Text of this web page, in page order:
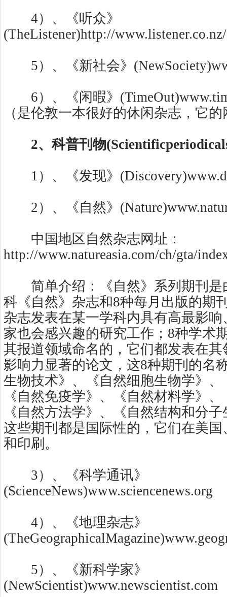
4）、《听众》
(TheListener)http://www.listener.co.nz/
5）、《新社会》
6）、《闲暇》
（是伦敦一本很好的休闲杂志，它
2、科普刊物
1）、《发现》
2）、《自然》
中国地区自然杂志网址：
http://www.natureasia.com/ch/gta/
简单介绍：《自然》系列期刊是
科《自然》杂志和8种每月出版的期
杂志发表在某一学科内具有高最影
家也会感兴趣的研究工作；8种学术
其报道领域命名的，它们都发表在
影响力显著的论文，这8种期刊的名
生物技术》、《自然细胞生物学》
《自然免疫学》、《自然材料学》
《自然方法学》、《自然结构和分
这些期刊都是国际性的，它们在美
和印刷。
3）、《科学通讯》
(ScienceNews)www.sciencenews.org
4）、《地理杂志》
5）、《新科学家》
(NewScientist)www.newscientist.com